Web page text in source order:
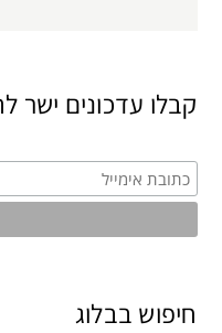
קבלו עדכונים ישר
חיפוש בבלוג